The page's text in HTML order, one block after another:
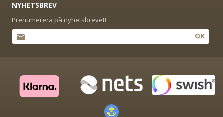
NYHETSBREV
Prenumerera på nyhetsbrevet!
OK